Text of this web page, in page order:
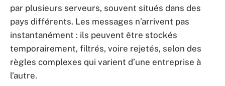
par plusieurs serveurs, souvent situés dans des
pays différents. Les messages n’arrivent pas
instantanément : ils peuvent être stockés
temporairement, filtrés, voire rejetés, selon des
règles complexes qui varient d’une entreprise à
l’autre.